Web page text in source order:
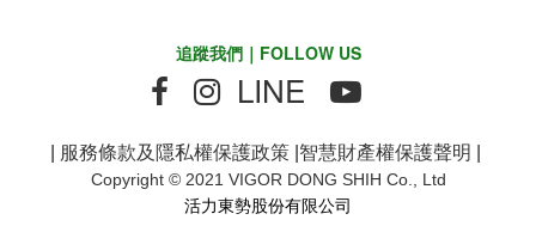
追蹤我們｜FOLLOW US
LINE
| 服務條款及隱私權保護政策 |智慧財產權保護聲明 |
Copyright © 2021 VIGOR DONG SHIH Co., Ltd
活力東勢股份有限公司